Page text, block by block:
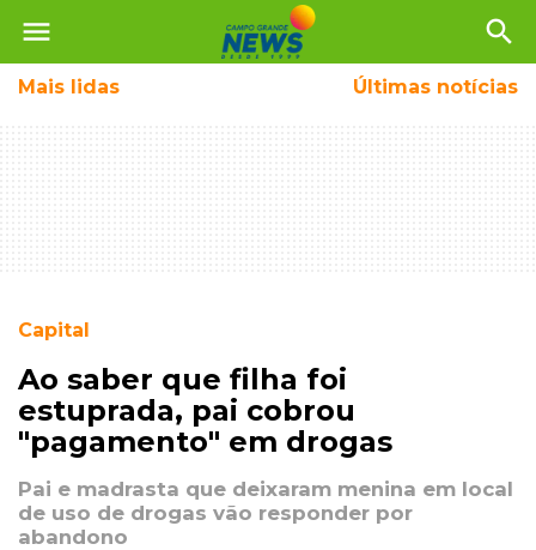
menu search
Mais lidas Últimas notícias
Capital
Ao saber que filha foi
estuprada, pai cobrou
"pagamento" em drogas
Pai e madrasta que deixaram menina em local
de uso de drogas vão responder por
abandono